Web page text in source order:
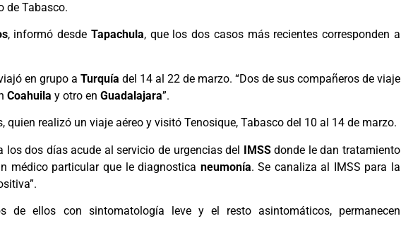
de Tabasco.
, informó desde Tapachula, que los dos casos más recientes corresponden a
en grupo a Turquía del 14 al 22 de marzo. “Dos de sus compañeros de viaje
Coahuila y otro en Guadalajara”.
quien realizó un viaje aéreo y visitó Tenosique, Tabasco del 10 al 14 de marzo.
los dos días acude al servicio de urgencias del IMSSdonde le dan tratamiento
médico particular que le diagnostica neumonía. Se canaliza al IMSS para la
”.
de ellos con sintomatología leve y el resto asintomáticos, permanecen